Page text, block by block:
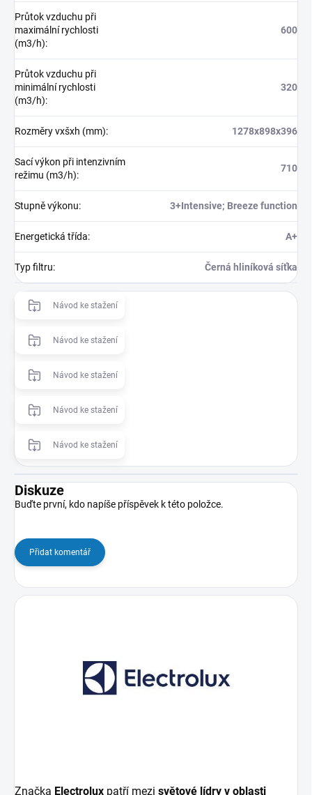
Průtok vzduchu při
maximální rychlosti
(m3/h):
600
Průtok vzduchu při
minimální rychlosti
(m3/h):
320
Rozměry vxšxh (mm): 1278x898x396
Sací výkon při intenzivním
režimu (m3/h):
710
Stupně výkonu: 3+Intensive; Breeze function
Energetická třída: A+
Typ filtru: Černá hliníková síťka
Návod ke stažení
Návod ke stažení
Návod ke stažení
Návod ke stažení
Návod ke stažení
Diskuze
Buďte první, kdo napíše příspěvek k této položce.
Přidat komentář
Značka Electrolux patří mezi světové lídry v oblasti